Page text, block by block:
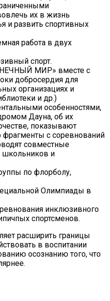
их в жизнь
и развить спортивных
работа в двух
спорт.
МИР» вместе с
добросердия для
организациях и
и др.)
особенностями,
Дауна, об их
показывают
с соревнований
совместные
школьников и
по флорболу,
Олимпиады в
инклюзивного
спортсменов.
расширить границы
в воспитании
осознанию того, что